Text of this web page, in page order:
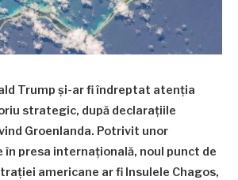
Trump și-ar fi îndreptat atenția
strategic, după declarațiile
Groenlanda. Potrivit unor
presa internațională, noul punct de
americane ar fi Insulele Chagos,